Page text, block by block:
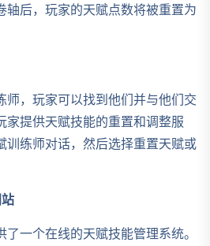
后，玩家的天赋点数将被重置为
，玩家可以找到他们并与他们交
家提供天赋技能的重置和调整服
训练师对话，然后选择重置天赋或
一个在线的天赋技能管理系统。